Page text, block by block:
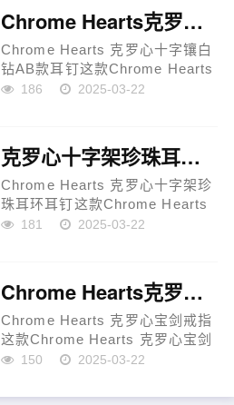
叛逆精神闻名，此款复古别针项
链正是...
Chrome Hearts克罗心十字镶白钻AB款耳钉
Chrome Hearts 克罗心十字镶白
钻AB款耳钉这款Chrome Hearts
克罗心十字镶白钻AB款耳钉，融
品。通过进口电镀工艺和精...
186 2025-03-22
克罗心十字架珍珠耳环耳钉
Chrome Hearts 克罗心十字架珍
珠耳环耳钉这款Chrome Hearts
克罗心十字架珍珠耳环耳钉，融
典美的完美平衡。珍珠的温...
181 2025-03-22
Chrome Hearts克罗心宝剑戒指
Chrome Hearts 克罗心宝剑戒指
这款Chrome Hearts 克罗心宝剑
戒指，以复古宝剑设计为特色，
朋克与摇滚嘻哈潮流风格。是正
150 2025-03-22